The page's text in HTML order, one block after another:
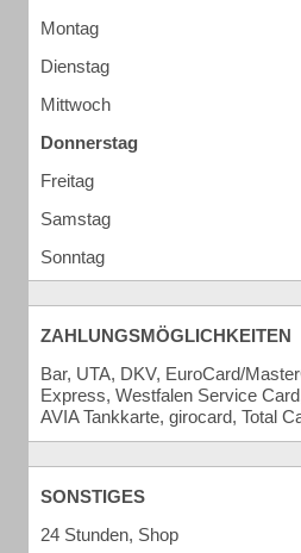
Montag
Dienstag
Mittwoch
Donnerstag
Freitag
Samstag
Sonntag
ZAHLUNGSMÖGLICHKEITEN
Bar, UTA, DKV, EuroCard/
Express, Westfalen Service
AVIA Tankkarte, girocard, Total
SONSTIGES
24 Stunden, Shop